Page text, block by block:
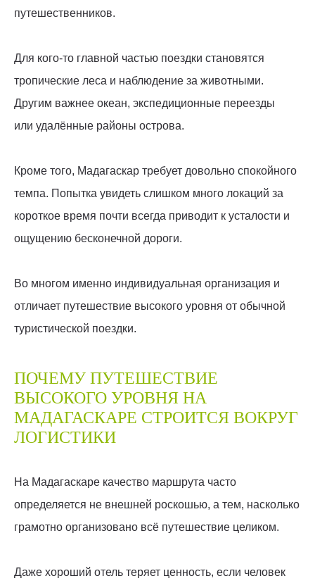
путешественников.
Для кого-то главной частью поездки становятся
тропические леса и наблюдение за животными.
Другим важнее океан, экспедиционные переезды
или удалённые районы острова.
Кроме того, Мадагаскар требует довольно спокойного
темпа. Попытка увидеть слишком много локаций за
короткое время почти всегда приводит к усталости и
ощущению бесконечной дороги.
Во многом именно индивидуальная организация и
отличает путешествие высокого уровня от обычной
туристической поездки.
ПОЧЕМУ ПУТЕШЕСТВИЕ
ВЫСОКОГО УРОВНЯ НА
МАДАГАСКАРЕ СТРОИТСЯ ВОКРУГ
ЛОГИСТИКИ
На Мадагаскаре качество маршрута часто
определяется не внешней роскошью, а тем, насколько
грамотно организовано всё путешествие целиком.
Даже хороший отель теряет ценность, если человек